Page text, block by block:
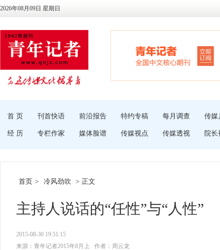
2026年08月09日 星期日
首 页 刊首快语 前沿报告 特约专稿 每月调查 传媒
经 历 专栏作家 媒体脸谱 传媒视点 传媒透视 院长
首页 > 冷风劲吹 > 正文
主持人说话的“任性”与“人性”
2015-08-30 19:51:15
来源：青年记者2015年8月上
作者：周云龙